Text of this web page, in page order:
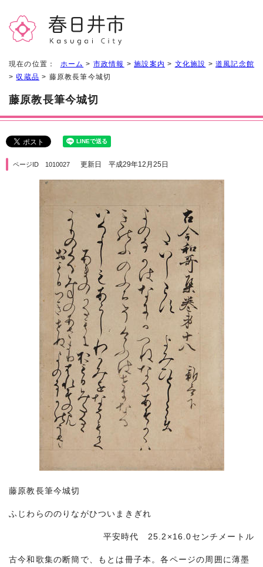
現在の位置： ホーム > 市政情報 >施設案内 > 文化施設 >道風記念館
>収蔵品 > 藤原教長筆今城切
藤原教長筆今城切
ページID 1010027 更新日 平成29年12月25日
藤原教長筆今城切
ふじわらののりながひついまきぎれ
平安時代 25.2×16.0センチメートル
古今和歌集の断簡で、もとは冊子本。各ページの周囲に薄墨